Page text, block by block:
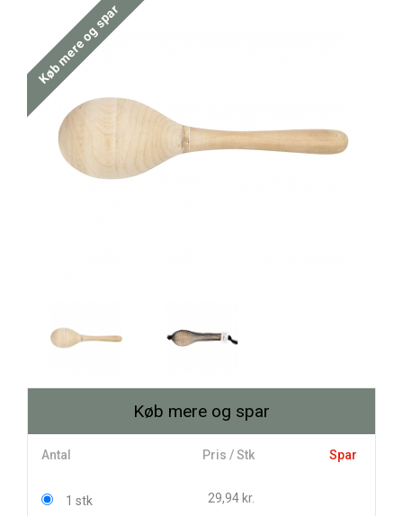
Køb mere og spar
Køb mere og spar
Antal Pris / Stk Spar
1 stk 29,94 kr.